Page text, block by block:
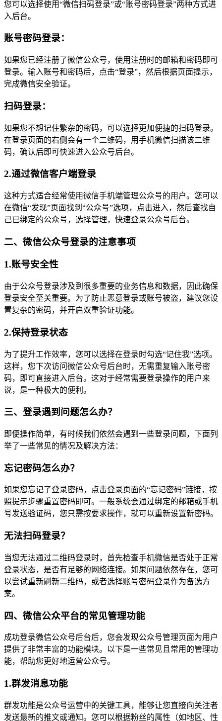
您可以选择使用“微信扫码登录”或“账号密码登录”两种方式进
入后台。
账号密码登录：
如果您已经注册了微信公众号，使用注册时的邮箱和密码即可
登录。输入账号和密码后，点击“登录”，然后根据页面提示，
完成微信安全验证。
扫码登录：
如果您不想记住繁杂的密码，可以选择更加便捷的扫码登录。
在登录页面的右侧会有一个二维码，用手机微信扫描该二维
码，确认后即可快速进入公众号后台。
2.通过微信客户端登录
这种方式适合经常使用微信手机端管理公众号的用户。您可以
在微信“发现”页面找到“公众号”选项，点击进入，然后查找自
己已绑定的公众号，选择管理，快速登录公众号后台。
二、微信公众号登录的注意事项
1.账号安全性
由于公众号登录涉及到很多重要的业务信息和数据，因此确保
登录安全至关重要。为了防止恶意登录或账号被盗，建议您设
置复杂的密码，并开启双重验证功能。
2.保持登录状态
为了提升工作效率，您可以选择在登录时勾选“记住我”选项。
这样，您下次访问微信公众号后台时，无需重复输入账号密
码，即可直接进入后台。这对于经常需要登录操作的用户来
说，是一种极大的便利。
三、登录遇到问题怎么办？
即便操作简单，有时候我们依然会遇到一些登录问题，下面列
举了一些常见的情况及解决方法：
忘记密码怎么办？
如果您忘记了登录密码，点击登录页面的“忘记密码”链接，按
照提示步骤重置密码即可。一般系统会通过绑定的邮箱或手机
号发送验证码，您只需按要求操作，就可以重新设置新密码。
无法扫码登录？
当您无法通过二维码登录时，首先检查手机微信是否处于正常
登录状态，是否有足够的网络连接。如果问题依然存在，您可
以尝试重新刷新二维码，或者选择账号密码登录作为备选方
案。
四、微信公众平台的常见管理功能
成功登录微信公众号后台后，您会发现公众号管理页面为用户
提供了非常丰富的功能模块。以下是一些常见且常用的管理功
能，帮助您更好地运营公众号。
1.群发消息功能
群发功能是公众号运营中的关键工具，能够让您直接向关注者
发送最新的推文或通知。您可以根据粉丝的属性（如地区、性